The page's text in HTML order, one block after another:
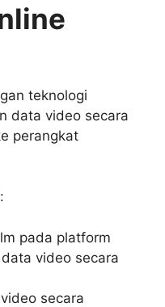
teknologi
data video secara
perangkat
pada platform
video secara
secara